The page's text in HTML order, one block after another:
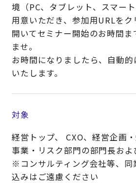
境（PC、タブレット、スマー
用意いただき、参加用URLをク
開いてセミナー開始のお時間
ませ。
お時間になりましたら、自動
いたします。
対象
経営トップ、 CXO、経営企画
事業・リスク部門の部門長お
※コンサルティング会社等、同
込みはご遠慮ください